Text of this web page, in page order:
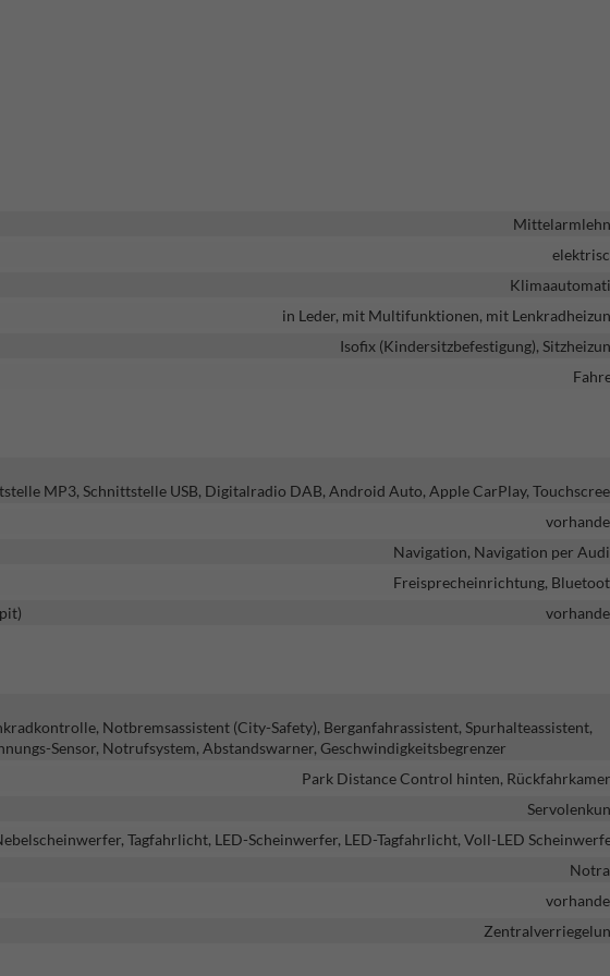
in Leder, mit Multifunktionen, mit
Isofix (Kindersitzbefestigung),
MP3, Schnittstelle USB, Digitalradio DAB, Android Auto, Apple CarPlay,
Navigation, Navigation per
Freisprecheinrichtung,
Notbremsassistent (City-Safety), Berganfahrassistent, Spurhalteassistent,
Sensor, Notrufsystem, Abstandswarner, Geschwindigkeitsbegrenzer
Park Distance Control hinten,
Tagfahrlicht, LED-Scheinwerfer, LED-Tagfahrlicht, Voll-LED